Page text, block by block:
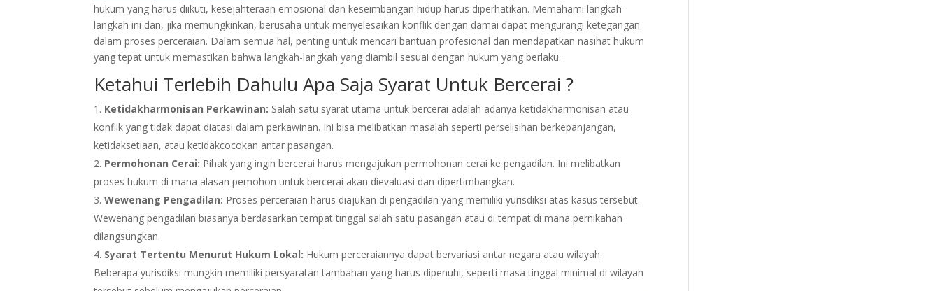
hukum yang harus diikuti, kesejahteraan emosional dan keseimbangan hidup harus diperhatikan. Memahami langkah-
langkah ini dan, jika memungkinkan, berusaha untuk menyelesaikan konflik dengan damai dapat mengurangi ketegangan
dalam proses perceraian. Dalam semua hal, penting untuk mencari bantuan profesional dan mendapatkan nasihat hukum
yang tepat untuk memastikan bahwa langkah-langkah yang diambil sesuai dengan hukum yang berlaku.
Ketahui Terlebih Dahulu Apa Saja Syarat Untuk Bercerai ?
Ketidakharmonisan Perkawinan: Salah satu syarat utama untuk bercerai adalah adanya ketidakharmonisan atau
konflik yang tidak dapat diatasi dalam perkawinan. Ini bisa melibatkan masalah seperti perselisihan berkepanjangan,
ketidaksetiaan, atau ketidakcocokan antar pasangan.
Permohonan Cerai: Pihak yang ingin bercerai harus mengajukan permohonan cerai ke pengadilan. Ini melibatkan
proses hukum di mana alasan pemohon untuk bercerai akan dievaluasi dan dipertimbangkan.
Wewenang Pengadilan: Proses perceraian harus diajukan di pengadilan yang memiliki yurisdiksi atas kasus tersebut.
Wewenang pengadilan biasanya berdasarkan tempat tinggal salah satu pasangan atau di tempat di mana pernikahan
dilangsungkan.
Syarat Tertentu Menurut Hukum Lokal: Hukum perceraiannya dapat bervariasi antar negara atau wilayah.
Beberapa yurisdiksi mungkin memiliki persyaratan tambahan yang harus dipenuhi, seperti masa tinggal minimal di wilayah